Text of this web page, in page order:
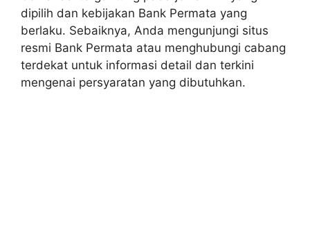
dipilih dan kebijakan Bank Permata yang
berlaku. Sebaiknya, Anda mengunjungi situs
resmi Bank Permata atau menghubungi cabang
terdekat untuk informasi detail dan terkini
mengenai persyaratan yang dibutuhkan.